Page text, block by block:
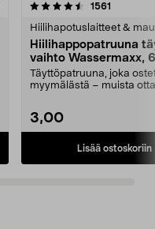
1561
Hiilihapotuslaitteet &
Hiilihappopatruuna
vaihto Wassermaxx,
Täyttöpatruuna, joka
myymälästä – muista
3,00
Lisää ostoskoriin
4.5viidestä